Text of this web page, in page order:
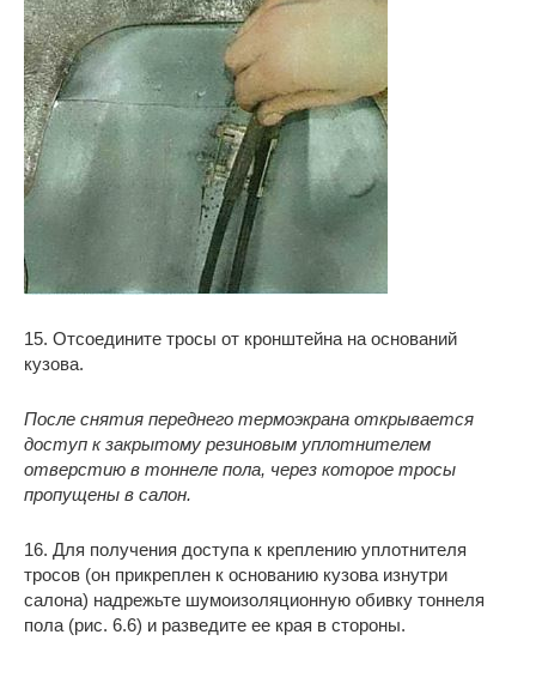
15. Отсоедините тросы от кронштейна на оснований
кузова.
После снятия переднего термоэкрана открывается
доступ к закрытому резиновым уплотнителем
отверстию в тоннеле пола, через которое тросы
пропущены в салон.
16. Для получения доступа к креплению уплотнителя
тросов (он прикреплен к основанию кузова изнутри
салона) надрежьте шумоизоляционную обивку тоннеля
пола (рис. 6.6) и разведите ее края в стороны.